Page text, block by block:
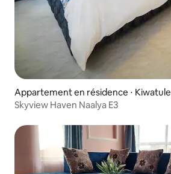
Appartement en résidence ⋅ Kiwatule
Skyview Haven Naalya E3